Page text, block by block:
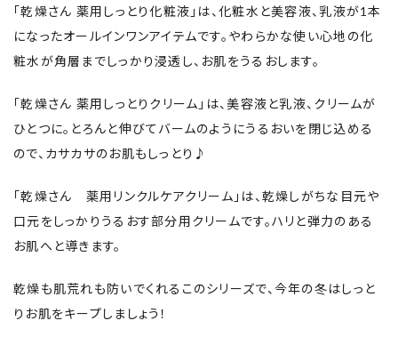
「乾燥さん 薬用しっとり化粧液」は、化粧水と美容液、乳液が1本
になったオールインワンアイテムです。やわらかな使い心地の化
粧水が角層までしっかり浸透し、お肌をうるおします。
「乾燥さん 薬用しっとりクリーム」は、美容液と乳液、クリームが
ひとつに。とろんと伸びてバームのようにうるおいを閉じ込める
ので、カサカサのお肌もしっとり♪
「乾燥さん 薬用リンクルケアクリーム」は、乾燥しがちな目元や
口元をしっかりうるおす部分用クリームです。ハリと弾力のある
お肌へと導きます。
乾燥も肌荒れも防いでくれるこのシリーズで、今年の冬はしっと
りお肌をキープしましょう！